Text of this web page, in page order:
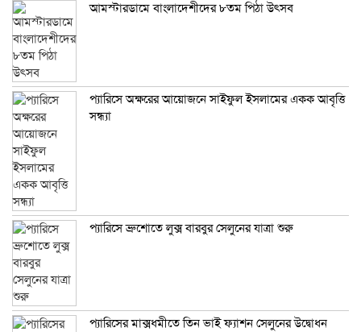
আমস্টারডামে বাংলাদেশীদের ৮তম পিঠা উৎসব
প্যারিসে অক্ষরের আয়োজনে সাইফুল ইসলামের একক আবৃত্তি
সন্ধ্যা
প্যারিসে ব্রুশোতে লুক্স বারবুর সেলুনের যাত্রা শুরু
প্যারিসের মাক্সধমীতে তিন ভাই ফ্যাশন সেলুনের উদ্বোধন